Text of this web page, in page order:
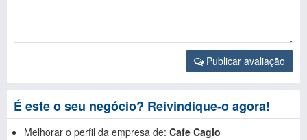
Publicar avaliação
É este o seu negócio? Reivindique-o agora!
Melhorar o perfil da empresa de: Cafe Cagio